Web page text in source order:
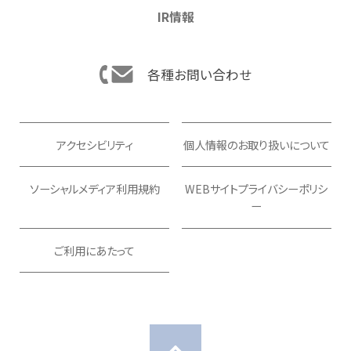
IR情報
各種お問い合わせ
アクセシビリティ 個人情報のお取り扱いについて
ソーシャルメディア利用規約
WEBサイトプライバシーポリシ
ー
ご利用にあたって